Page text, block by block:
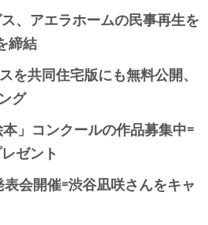
、アエラホームの民事再生を
締結
を共同住宅版にも無料公開、
グ
」コンクールの作品募集中=
ゼント
会開催=渋谷凪咲さんをキャ